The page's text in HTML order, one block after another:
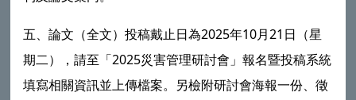
五、論文（全文）投稿戴止日為2025年10月21日（星
期二），請至「2025災害管理研討會」報名暨投稿系統
填寫相關資訊並上傳檔案。另檢附研討會海報一份、徵